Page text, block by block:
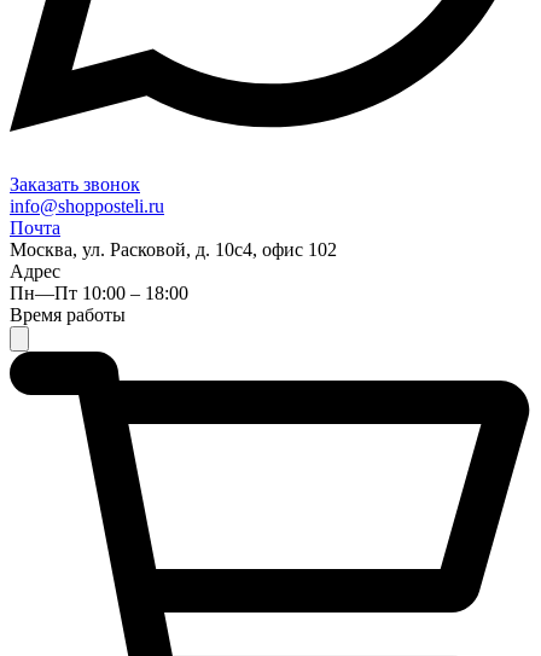
Заказать звонок
info@shopposteli.ru
Почта
Москва, ул. Расковой, д. 10с4, офис 102
Адрес
Пн—Пт 10:00 – 18:00
Время работы